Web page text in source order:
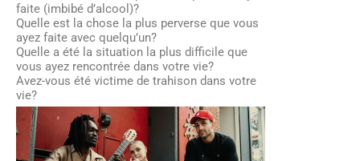
faite (imbibé d’alcool)?
Quelle est la chose la plus perverse que vous
ayez faite avec quelqu’un?
Quelle a été la situation la plus difficile que
vous ayez rencontrée dans votre vie?
Avez-vous été victime de trahison dans votre
vie?